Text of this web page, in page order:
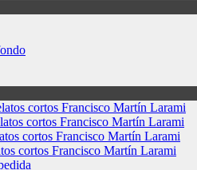
cortos Francisco Martín Larami
cortos Francisco Martín Larami
cortos Francisco Martín Larami
cortos Francisco Martín Larami